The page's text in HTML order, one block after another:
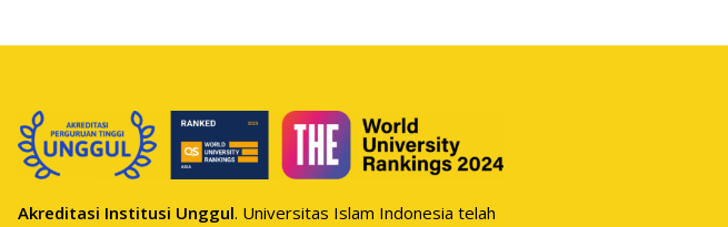
Akreditasi Institusi Unggul. Universitas Islam Indonesia telah